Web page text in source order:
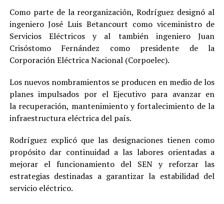
Como parte de la reorganización, Rodríguez designó al
ingeniero José Luis Betancourt como viceministro de
Servicios Eléctricos y al también ingeniero Juan
Crisóstomo Fernández como presidente de la
Corporación Eléctrica Nacional (Corpoelec).
Los nuevos nombramientos se producen en medio de los
planes impulsados por el Ejecutivo para avanzar en
la recuperación, mantenimiento y fortalecimiento de la
infraestructura eléctrica del país.
Rodríguez explicó que las designaciones tienen como
propósito dar continuidad a las labores orientadas a
mejorar el funcionamiento del SEN y reforzar las
estrategias destinadas a garantizar la estabilidad del
servicio eléctrico.